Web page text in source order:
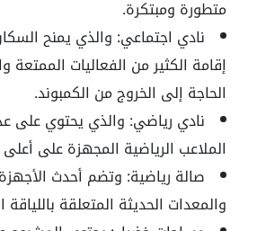
متطورة ومبتكرة.
نادي اجتماعي: والذي يمنح
إقامة الكثير من الفعاليات
الحاجة إلى الخروج من الكمبوند.
نادي رياضي: والذي يحتوي على
الملاعب الرياضية المجهزة على
صالة رياضية: وتضم أحدث
والمعدات الحديثة المتعلقة باللياقة